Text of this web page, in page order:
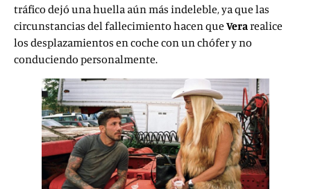
tráfico dejó una huella aún más indeleble, ya que las
circunstancias del fallecimiento hacen queVerarealice
los desplazamientos en coche con un chófer y no
conduciendo personalmente.